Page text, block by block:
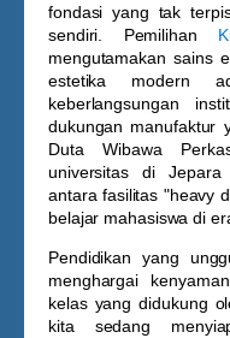
fondasi yang tak
sendiri. Pemilihan
mengutamakan sains
estetika modern
keberlangsungan
dukungan manufaktur
Duta Wibawa
universitas di Jepara
antara fasilitas "heavy
belajar mahasiswa di
Pendidikan yang
menghargai
kelas yang didukung
kita sedang